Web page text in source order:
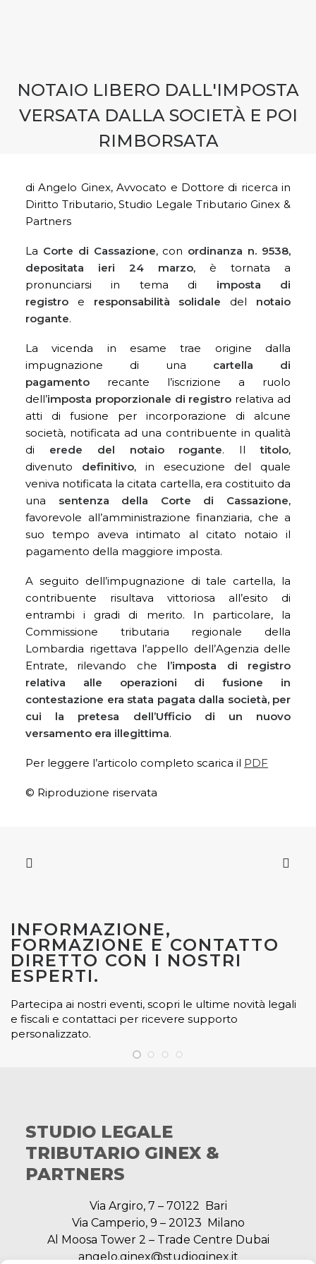
NOTAIO LIBERO DALL'IMPOSTA
VERSATA DALLA SOCIETÀ E POI
RIMBORSATA
di Angelo Ginex, Avvocato e Dottore di ricerca in
Diritto Tributario, Studio Legale Tributario Ginex &
Partners
La Corte di Cassazione, con ordinanza n. 9538,
depositata ieri 24 marzo, è tornata a
pronunciarsi in tema di imposta di
registro e responsabilità solidale del notaio
rogante.
La vicenda in esame trae origine dalla
impugnazione di una cartella di
pagamento recante l’iscrizione a ruolo
dell’imposta proporzionale di registro relativa ad
atti di fusione per incorporazione di alcune
società, notificata ad una contribuente in qualità
di erede del notaio rogante. Iltitolo,
divenuto definitivo, in esecuzione del quale
veniva notificata la citata cartella, era costituito da
una sentenza della Corte di Cassazione,
favorevole all’amministrazione finanziaria, che a
suo tempo aveva intimato al citato notaio il
pagamento della maggiore imposta.
A seguito dell’impugnazione di tale cartella, la
contribuente risultava vittoriosa all’esito di
entrambi i gradi di merito. In particolare, la
Commissione tributaria regionale della
Lombardia rigettava l’appello dell’Agenzia delle
Entrate, rilevando che l’imposta di registro
relativa alle operazioni di fusione in
contestazione era stata pagata dalla società, per
cui la pretesa dell’Ufficio di un nuovo
versamento era illegittima.
Per leggere l’articolo completo scarica il PDF
© Riproduzione riservata
INFORMAZIONE,
FORMAZIONE E CONTATTO
DIRETTO CON I NOSTRI
ESPERTI.
Partecipa ai nostri eventi, scopri le ultime novità legali
e fiscali e contattaci per ricevere supporto
personalizzato.
STUDIO LEGALE
TRIBUTARIO GINEX &
PARTNERS
Via Argiro, 7 – 70122 Bari
Via Camperio, 9 – 20123 Milano
Al Moosa Tower 2 – Trade Centre Dubai
angelo.ginex@studioginex.it